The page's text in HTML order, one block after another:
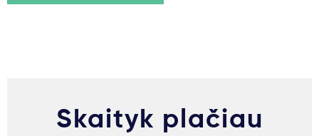
Skaityk plačiau